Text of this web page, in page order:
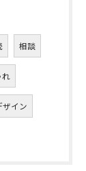
相談
れ
ザイン